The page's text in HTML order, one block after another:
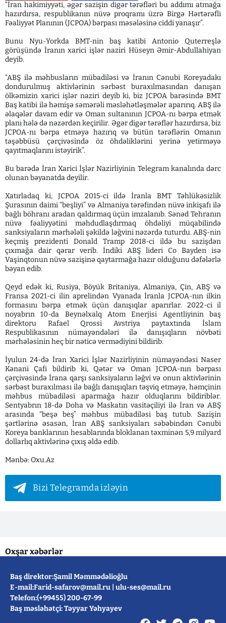
“İran hakimiyyəti, əgər sazişin digər tərəfləri bu addımı atmağa
hazırdırsa, respublikanın nüvə proqramı üzrə Birgə Hərtərəfli
Fəaliyyət Planının (JCPOA) bərpası məsələsinə ciddi yanaşır”.
Bunu Nyu-Yorkda BMT-nin baş katibi Antonio Quterreşlə
görüşündə İranın xarici işlər naziri Hüseyn Əmir-Abdullahiyan
deyib.
“ABŞ ilə məhbusların mübadiləsi və İranın Cənubi Koreyadakı
dondurulmuş aktivlərinin sərbəst buraxılmasından danışan
ölkəmizin xarici işlər naziri deyib ki, biz JCPOA barəsində BMT
Baş katibi ilə həmişə səmərəli məsləhətləşmələr aparırıq. ABŞ ilə
əlaqələr davam edir və Oman sultanının JCPOA-nı bərpa etmək
planı hələ də nəzərdən keçirilir. Əgər digər tərəflər hazırdırsa, biz
JCPOA-nı bərpa etməyə hazırıq və bütün tərəflərin Omanın
təşəbbüsü çərçivəsində öz öhdəliklərini yerinə yetirməyə
qayıtmaqlarını istəyirik”.
Bu barədə İran Xarici İşlər Nazirliyinin Telegram kanalında dərc
olunan bəyanatda deyilir.
Xatırladaq ki, JCPOA 2015-ci ildə İranla BMT Təhlükəsizlik
Şurasının daimi “beşliyi” və Almaniya tərəfindən nüvə inkişafı ilə
bağlı böhranı aradan qaldırmaq üçün imzalanıb. Sənəd Tehranın
nüvə fəaliyyətini məhdudlaşdırmaq öhdəliyi müqabilində
sanksiyaların mərhələli şəkildə ləğvini nəzərdə tuturdu. ABŞ-nin
keçmiş prezidenti Donald Tramp 2018-ci ildə bu sazişdən
çıxmağa dair qərar verib. İndiki ABŞ lideri Co Bayden isə
Vaşinqtonun nüvə sazişinə qaytarmağa hazır olduğunu dəfələrlə
bəyan edib.
Qeyd edək ki, Rusiya, Böyük Britaniya, Almaniya, Çin, ABŞ və
Fransa 2021-ci ilin aprelindən Vyanada İranla JCPOA-nın ilkin
formasını bərpa etmək üçün danışıqlar aparırlar. 2022-ci il
noyabrın 10-da Beynəlxalq Atom Enerjisi Agentliyinin baş
direktoru Rafael Qrossi Avstriya paytaxtında İslam
Respublikasının nümayəndələri ilə danışıqların növbəti
mərhələsinin heç bir nəticə vermədiyini bildirib.
İyulun 24-də İran Xarici İşlər Nazirliyinin nümayəndəsi Naser
Kənani Çafi bildirib ki, Qətər və Oman JCPOA-nın bərpası
çərçivəsində İrana qarşı sanksiyaların ləğvi və onun aktivlərinin
sərbəst buraxılması ilə bağlı danışıqları təşviq etməyə, həmçinin
məhbus mübadiləsi aparmağa hazır olduqlarını bildiriblər.
Sentyabrın 18-də Doha və Maskatın vasitəçiliyi ilə İran və ABŞ
arasında “beşə beş” məhbus mübadiləsi baş tutub. Sazişin
şərtlərinə əsasən, İran ABŞ sanksiyaları səbəbindən Cənubi
Koreya banklarının hesablarında bloklanan təxminən 5,9 milyard
dollarlıq aktivlərinə çıxış əldə edib.
Mənbə: Oxu.Az
Bizi Telegramda izləyin
Oxşar xəbərlər
Baş direktor:Şamil Məmmədəlioğlu
E-mail:Farid-safarov@mail.ru ulu-ses@mail.ru
Telefon:(+99455) 200-67-99
Baş məsləhətçi: Təyyar Yəhyayev